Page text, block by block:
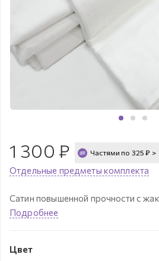
1 300 ₽ Частями по 325 ₽ >
Отдельные предметы комплекта
Сатин повышенной прочности с
Подробнее
Цвет